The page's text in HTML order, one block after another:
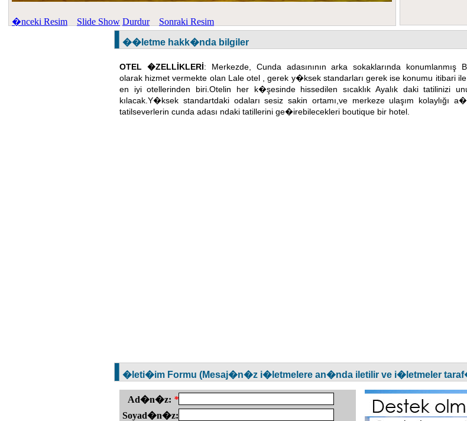
�nceki Resim Slide Show Durdur Sonraki Resim
��letme hakk�nda bilgiler
OTEL �ZELLİKLERİ: Merkezde, Cunda adasınının arka sokaklarında konumlanmış
olarak hizmet vermekte olan Lale otel , gerek y�ksek standarları gerek ise konumu itibari ile
en iyi otellerinden biri.Otelin her k�şesinde hissedilen sıcaklık Ayalık daki tatilinizi
kılacak.Y�ksek standartdaki odaları sesiz sakin ortamı,ve merkeze ulaşım kolaylığı
tatilseverlerin cunda adası ndaki tatillerini ge�irebilecekleri boutique bir hotel.
�leti�im Formu (Mesaj�n�z i�letmelere an�nda iletilir ve i�letmeler
Ad�n�z: *
Soyad�n�z: